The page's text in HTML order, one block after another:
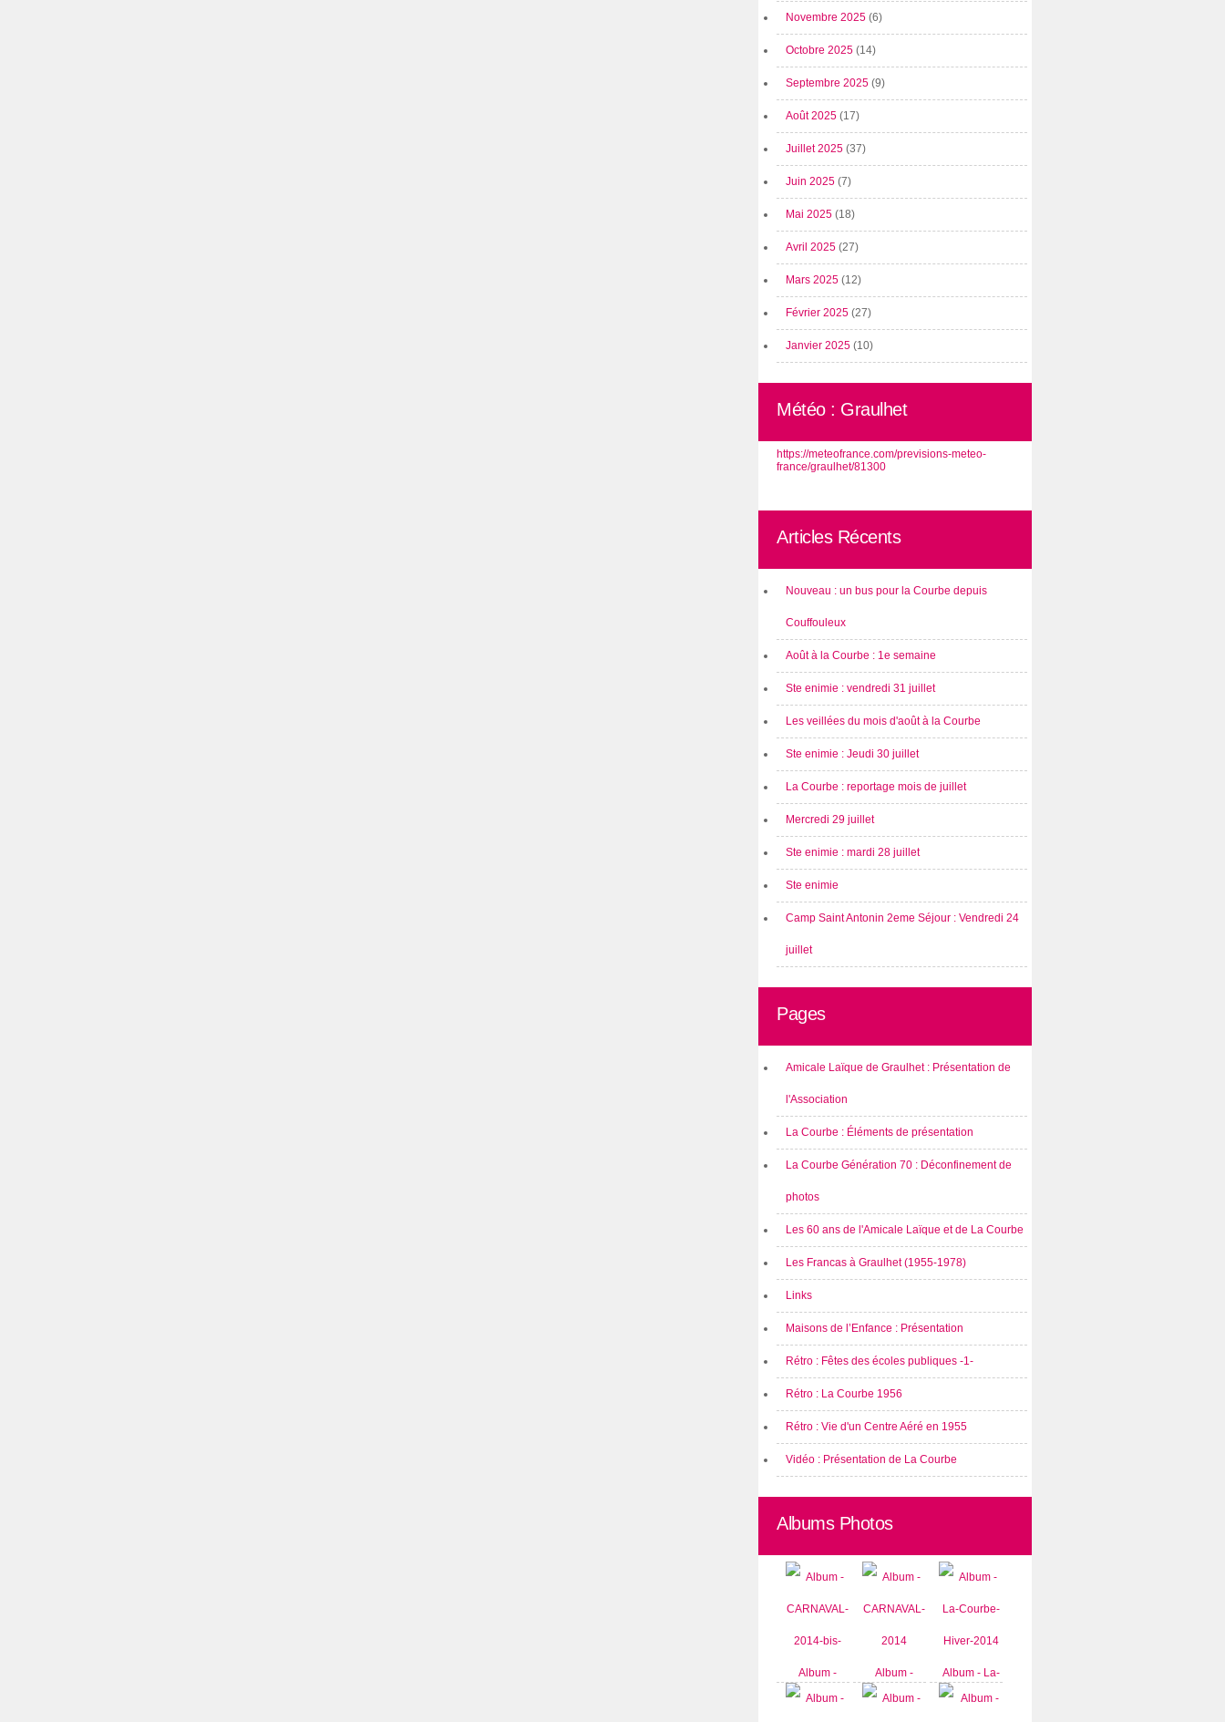
Novembre 2025 (6)
Octobre 2025 (14)
Septembre 2025 (9)
Août 2025 (17)
Juillet 2025 (37)
Juin 2025 (7)
Mai 2025 (18)
Avril 2025 (27)
Mars 2025 (12)
Février 2025 (27)
Janvier 2025 (10)
Météo : Graulhet
https://meteofrance.com/previsions-meteo-
france/graulhet/81300
Articles Récents
Nouveau : un bus pour la Courbe depuis
Couffouleux
Août à la Courbe : 1e semaine
Ste enimie : vendredi 31 juillet
Les veillées du mois d'août à la Courbe
Ste enimie : Jeudi 30 juillet
La Courbe : reportage mois de juillet
Mercredi 29 juillet
Ste enimie : mardi 28 juillet
Ste enimie
Camp Saint Antonin 2eme Séjour : Vendredi 24
juillet
Pages
Amicale Laïque de Graulhet : Présentation de
l'Association
La Courbe : Éléments de présentation
La Courbe Génération 70 : Déconfinement de
photos
Les 60 ans de l'Amicale Laïque et de La Courbe
Les Francas à Graulhet (1955-1978)
Links
Maisons de l’Enfance : Présentation
Rétro : Fêtes des écoles publiques -1-
Rétro : La Courbe 1956
Rétro : Vie d'un Centre Aéré en 1955
Vidéo : Présentation de La Courbe
Albums Photos
Album -
CARNAVAL-
Album -
CARNAVAL-
Album - La-
Courbe-